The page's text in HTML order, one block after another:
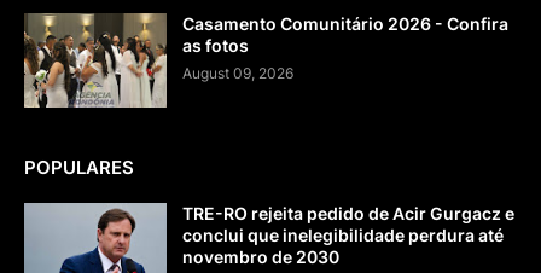
Casamento Comunitário 2026 - Confira
as fotos
August 09, 2026
POPULARES
TRE-RO rejeita pedido de Acir Gurgacz e
conclui que inelegibilidade perdura até
novembro de 2030